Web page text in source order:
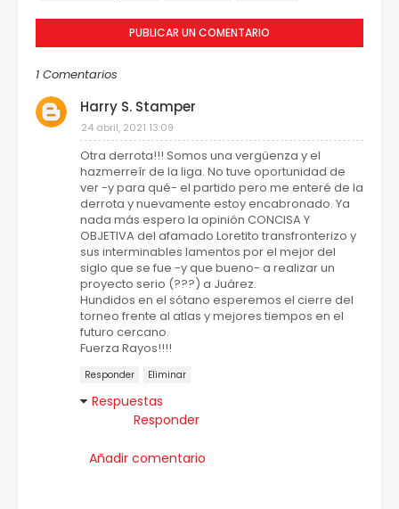
PUBLICAR UN COMENTARIO
1 Comentarios
Harry S. Stamper
24 abril, 2021 13:09
Otra derrota!!! Somos una vergüenza y el
hazmerreír de la liga. No tuve oportunidad de
ver -y para qué- el partido pero me enteré de la
derrota y nuevamente estoy encabronado. Ya
nada más espero la opinión CONCISA Y
OBJETIVA del afamado Loretito transfronterizo y
sus interminables lamentos por el mejor del
siglo que se fue -y que bueno- a realizar un
proyecto serio (???) a Juárez.
Hundidos en el sótano esperemos el cierre del
torneo frente al atlas y mejores tiempos en el
futuro cercano.
Fuerza Rayos!!!!
Responder Eliminar
Respuestas
Responder
Añadir comentario